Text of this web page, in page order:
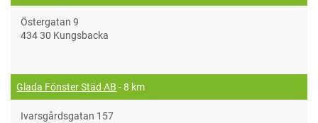
Östergatan 9
434 30 Kungsbacka
Glada Fönster Städ AB - 8 km
Ivarsgårdsgatan 157